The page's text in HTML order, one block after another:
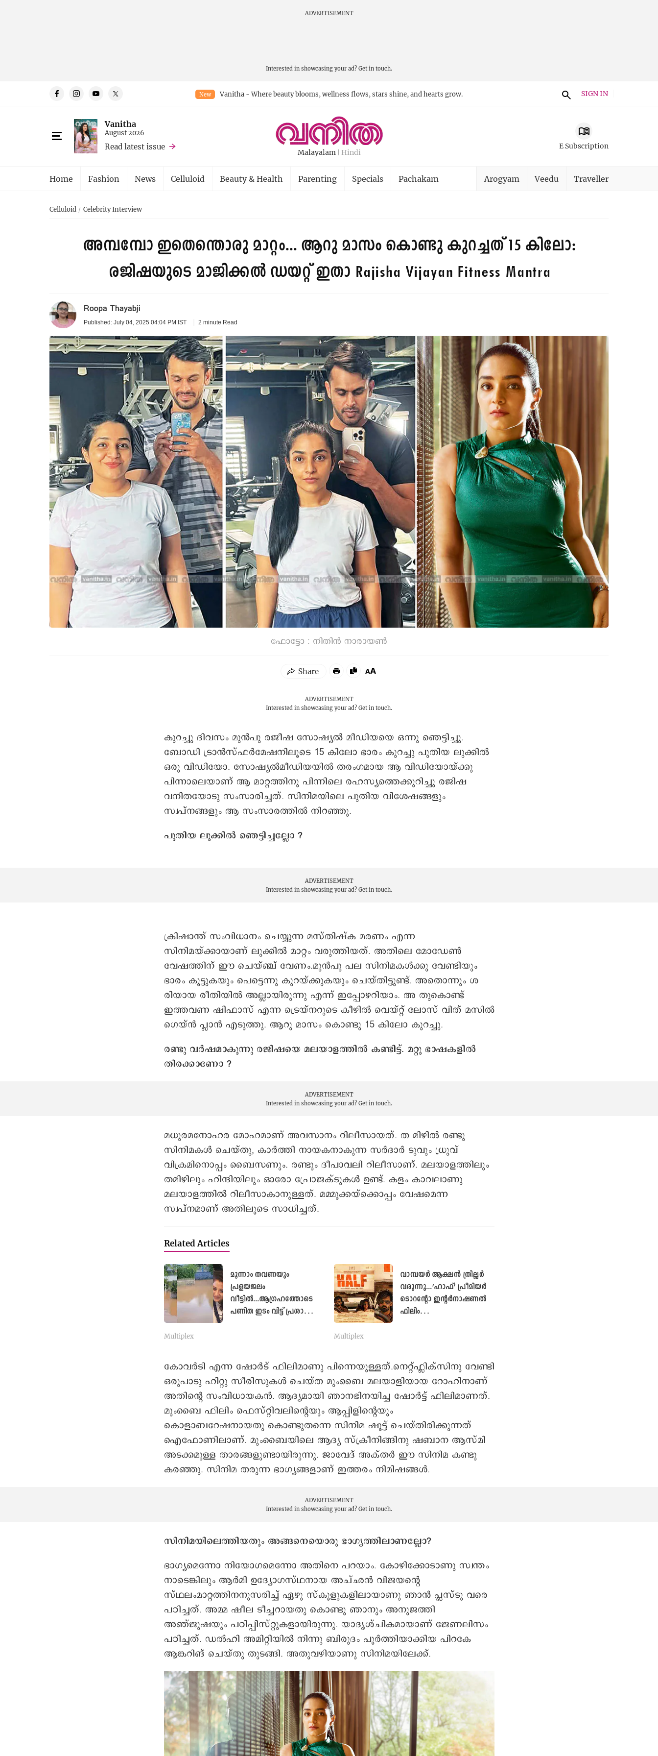
ADVERTISEMENT
Interested in showcasing your ad? Get in touch.
New Vanitha - Where beauty blooms, wellness flows, stars shine, and hearts grow. SIGN IN
Vanitha
August 2026
Read latest issue
Malayalam Hindi
E Subscription
Home Fashion News Celluloid Beauty & Health Parenting Specials Pachakam Arogyam Veedu Traveller
Celluloid Celebrity Interview
അമ്പമ്പോ ഇതെന്തൊരു മാറ്റം... ആറു മാസം കൊണ്ടു കുറച്ചത് 15 കിലോ:
രജിഷയുടെ മാജിക്കൽ ഡയറ്റ് ഇതാ Rajisha Vijayan Fitness Mantra
Roopa Thayabji
Published: July 04, 2025 04:04 PM IST 2 minute Read
ഫോട്ടോ : നിതിൻ നാരായൺ
ADVERTISEMENT
Interested in showcasing your ad? Get in touch.
കുറച്ചു ദിവസം മുൻപു രജീഷ സോഷ്യൽ മീഡിയയെ ഒന്നു ഞെട്ടിച്ചു.
ബോഡി ട്രാൻസ്ഫർമേഷനിലൂടെ 15 കിലോ ഭാരം കുറച്ചു പുതിയ ലുക്കിൽ
ഒരു വിഡിയോ. സോഷ്യൽമീഡിയയിൽ തരംഗമായ ആ വിഡിയോയ്ക്കു
പിന്നാലെയാണ് ആ മാറ്റത്തിനു പിന്നിലെ രഹസ്യത്തെക്കുറിച്ചു രജിഷ
വനിതയോടു സംസാരിച്ചത്. സിനിമയിലെ പുതിയ വിശേഷങ്ങളും
സ്വപ്നങ്ങളും ആ സംസാരത്തിൽ നിറഞ്ഞു.
പുതിയ ലുക്കിൽ ഞെട്ടിച്ചല്ലോ ?
ADVERTISEMENT
Interested in showcasing your ad? Get in touch.
ക്രിഷാന്ത് സംവിധാനം ചെയ്യുന്ന മസ്തിഷ്ക മരണം എന്ന
സിനിമയ്ക്കായാണ് ലുക്കിൽ മാറ്റം വരുത്തിയത്. അതിലെ മോഡേൺ
വേഷത്തിന് ഈ ചെയ്ഞ്ച് വേണം.മുൻപു പല സിനിമകൾക്കു വേണ്ടിയും
ഭാരം കൂട്ടുകയും പെട്ടെന്നു കുറയ്ക്കുകയും ചെയ്തിട്ടുണ്ട്. അതൊന്നും ശ
രിയായ രീതിയിൽ അല്ലായിരുന്നു എന്ന് ഇപ്പോഴറിയാം. അ തുകൊണ്ട്
ഇത്തവണ ഷിഫാസ് എന്ന ട്രെയ്നറുടെ കീഴിൽ വെയ്റ്റ് ലോസ് വിത് മസില്‍
ഗെയ്ൻ പ്ലാൻ എടുത്തു. ആറു മാസം കൊണ്ടു 15 കിലോ കുറച്ചു.
രണ്ടു വർഷമാകുന്നു രജിഷയെ മലയാളത്തിൽ കണ്ടിട്ട്. മറ്റു ഭാഷകളിൽ
തിരക്കാണോ ?
ADVERTISEMENT
Interested in showcasing your ad? Get in touch.
മധുരമനോഹര മോഹമാണ് അവസാനം റിലീസായത്. ത മിഴിൽ രണ്ടു
സിനിമകൾ ചെയ്തു, കാർത്തി നായകനാകുന്ന സർദാർ ടുവും ധ്രുവ്
വിക്രമിനൊപ്പം ബൈസണും. രണ്ടും ദീപാവലി റിലീസാണ്. മലയാളത്തിലും
തമിഴിലും ഹിന്ദിയിലും ഓരോ പ്രോജക്ടുകൾ ഉണ്ട്. കളം കാവലാണു
മലയാളത്തിൽ റിലീസാകാനുള്ളത്. മമ്മൂക്കയ്ക്കൊപ്പം വേഷമെന്ന
സ്വപ്നമാണ് അതിലൂടെ സാധിച്ചത്.
Related Articles
മൂന്നാം തവണയും
പ്രളയജലം
വീട്ടിൽ...ആഗ്രഹത്തോടെ
പണിത ഇടം വിട്ട് പ്രശാന്തും
Multiplex
വാമ്പയര്‍ ആക്ഷന്‍ ത്രില്ലര്‍
വരുന്നു...‘ഹാഫ്’ പ്രീമിയര്‍
ടൊറന്റോ ഇന്റര്‍നാഷണല്‍
ഫിലിം
ടൊറന്റോ ഇന്റര്‍നാഷണല്‍
ഫിലിം ഫെസ്റ്റിവലില്‍
Multiplex
കോവർടി എന്ന ഷോർട് ഫിലിമാണു പിന്നെയുള്ളത്.നെറ്റ്ഫ്ലിക്സിനു വേണ്ടി
ഒരുപാടു ഹിറ്റു സീരിസുകൾ ചെയ്ത മുംബൈ മലയാളിയായ റോഹിനാണ്
അതിന്റെ സംവിധായകൻ. ആദ്യമായി ഞാനഭിനയിച്ച ഷോർട്ട് ഫിലിമാണത്.
മുംബൈ ഫിലിം ഫെസ്റ്റിവലിന്റെയും ആപ്പിളിന്റെയും
കൊളാബറേഷനായതു കൊണ്ടുതന്നെ സിനിമ ഷൂട്ട് ചെയ്തിരിക്കുന്നത്
ഐഫോണിലാണ്. മുംബൈയിലെ ആദ്യ സ്ക്രീനിങ്ങിനു ഷബാന ആസ്മി
അടക്കമുള്ള താരങ്ങളുണ്ടായിരുന്നു. ജാവേദ് അക്തർ ഈ സിനിമ കണ്ടു
കരഞ്ഞു. സിനിമ തരുന്ന ഭാഗ്യങ്ങളാണ് ഇത്തരം നിമിഷങ്ങൾ.
ADVERTISEMENT
Interested in showcasing your ad? Get in touch.
സിനിമയിലെത്തിയതും അങ്ങനെയൊരു ഭാഗ്യത്തിലാണല്ലോ?
ഭാഗ്യമെന്നോ നിയോഗമെന്നോ അതിനെ പറയാം. കോഴിക്കോടാണു സ്വന്തം
നാടെങ്കിലും ആർമി ഉദ്യോഗസ്ഥനായ അച്ഛൻ വിജയന്റെ
സ്ഥലംമാറ്റത്തിനനുസരിച്ച് ഏഴു സ്കൂളുകളിലായാണു ‍ഞാൻ പ്ലസ്ടു വരെ
പഠിച്ചത്. അമ്മ ഷീല ടീച്ചറായതു കൊണ്ടു ഞാനും അനുജത്തി
അഞ്ജുഷയും പഠിപ്പിസ്റ്റുകളായിരുന്നു. യാദൃശ്ചികമായാണ് ജേണലിസം
പഠിച്ചത്. ഡൽഹി അമിറ്റിയിൽ നിന്നു ബിരുദം പൂർത്തിയാക്കിയ പിറകേ
ആങ്കറിങ് ചെയ്തു തുടങ്ങി. അതുവഴിയാണു സിനിമയിലേക്ക്.